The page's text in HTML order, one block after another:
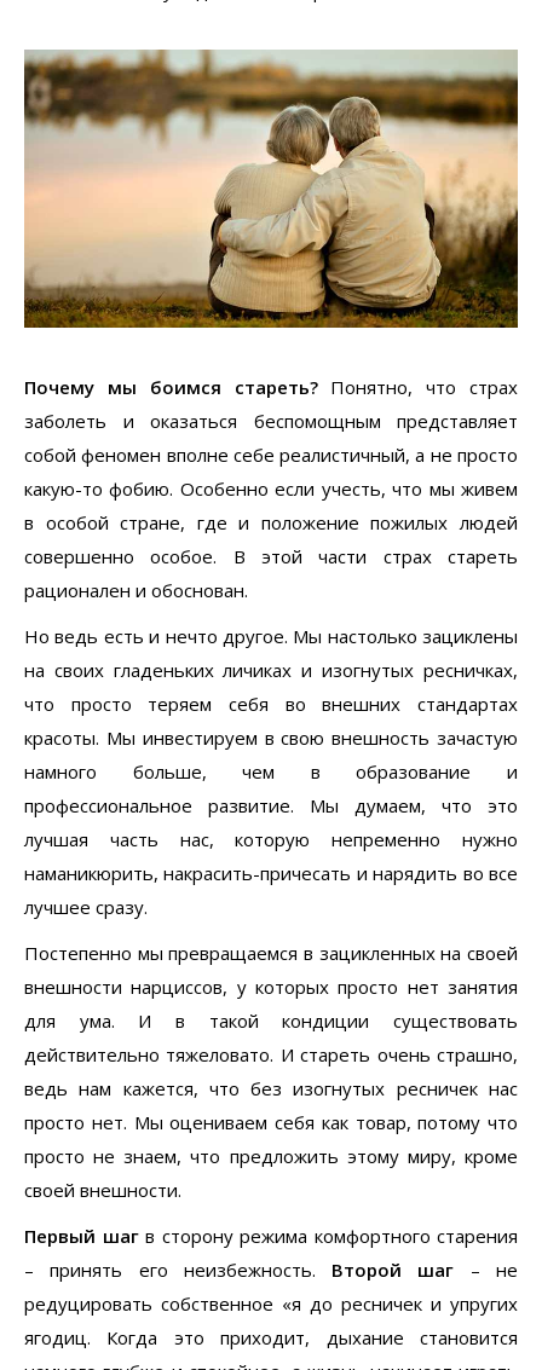
Почему мы боимся стареть?Понятно, что страх
заболеть и оказаться беспомощным представляет
собой феномен вполне себе реалистичный, а не просто
какую-то фобию. Особенно если учесть, что мы живем
в особой стране, где и положение пожилых людей
совершенно особое. В этой части страх стареть
рационален и обоснован.
Но ведь есть и нечто другое. Мы настолько зациклены
на своих гладеньких личиках и изогнутых ресничках,
что просто теряем себя во внешних стандартах
красоты. Мы инвестируем в свою внешность зачастую
намного больше, чем в образование и
профессиональное развитие. Мы думаем, что это
лучшая часть нас, которую непременно нужно
наманикюрить, накрасить-причесать и нарядить во все
лучшее сразу.
Постепенно мы превращаемся в зацикленных на своей
внешности нарциссов, у которых просто нет занятия
для ума. И в такой кондиции существовать
действительно тяжеловато. И стареть очень страшно,
ведь нам кажется, что без изогнутых ресничек нас
просто нет. Мы оцениваем себя как товар, потому что
просто не знаем, что предложить этому миру, кроме
своей внешности.
Первый шагв сторону режима комфортного старения
– принять его неизбежность. Второй шаг – не
редуцировать собственное «я до ресничек и упругих
ягодиц. Когда это приходит, дыхание становится